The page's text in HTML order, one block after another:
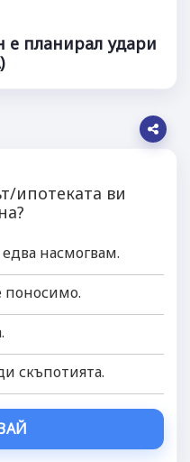
е планирал удари
ипотеката ви
насмогвам.
поносимо.
скъпотията.